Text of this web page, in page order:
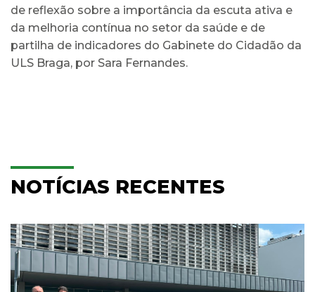
de reflexão sobre a importância da escuta ativa e
da melhoria contínua no setor da saúde e de
partilha de indicadores do Gabinete do Cidadão da
ULS Braga, por Sara Fernandes.
NOTÍCIAS RECENTES